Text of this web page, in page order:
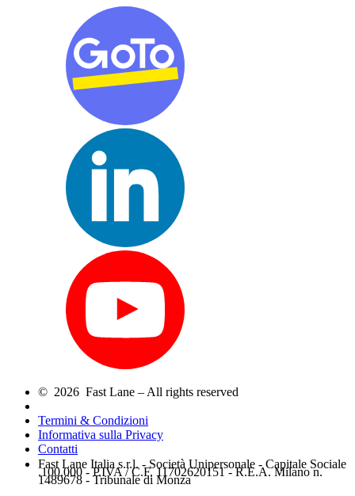
© 2026 Fast Lane – All rights reserved
Termini & Condizioni
Informativa sulla Privacy
Contatti
Fast Lane Italia s.r.l. - Società Unipersonale - Capitale Sociale
.100.000 - P.IVA / C.F. 11702620151 - R.E.A. Milano n.
1489678 - Tribunale di Monza